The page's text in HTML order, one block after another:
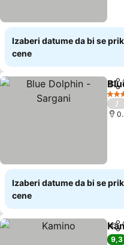
Izaberi datume da bi se
cene
Deli
4
/
Izaberi datume da bi se
cene
Deli
9,3